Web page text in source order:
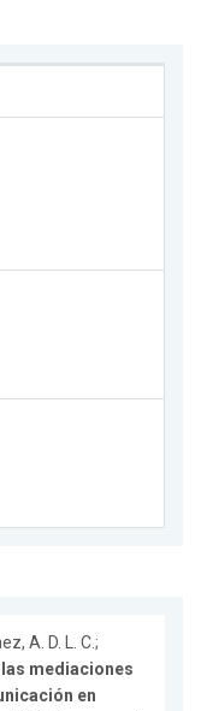
A. D. L. C.;
mediaciones
en